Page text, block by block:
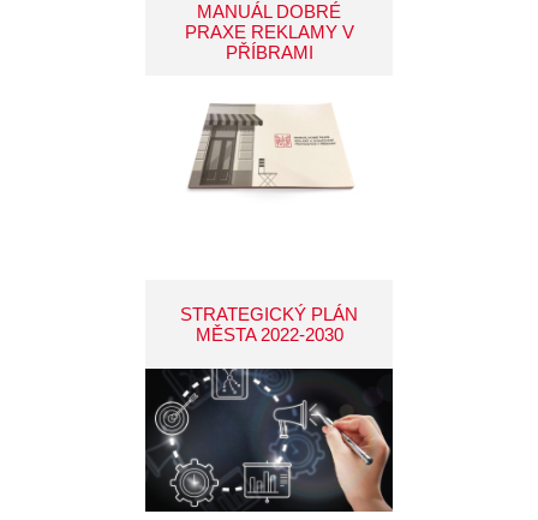
MANUÁL DOBRÉ
PRAXE REKLAMY V
PŘÍBRAMI
STRATEGICKÝ PLÁN
MĚSTA 2022-2030